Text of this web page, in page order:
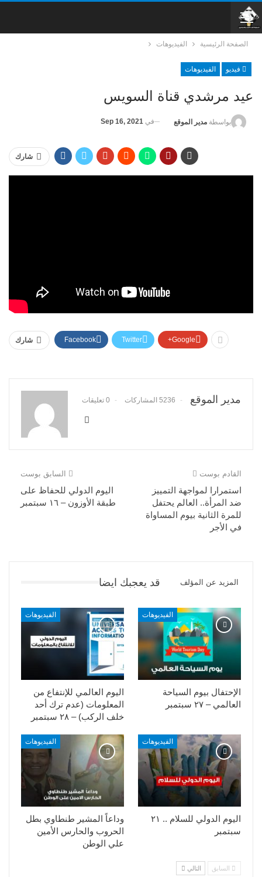
الصفحة الرئيسية الفيديوهات
فيديو الفيديوهات
عيد مرشدي قناة السويس
بواسطة مدير الموقع في Sep 16, 2021
شارك
شارك Facebook Twitter Google+
مدير الموقع 5236 المشاركات 0 تعليقات
السابق بوست
اليوم الدولي للحفاظ على
طبقة الأوزون – ١٦ سبتمبر
القادم بوست
استمرارا لمواجهة التمييز
ضد المرأة.. العالم يحتفل
للمرة الثانية بيوم المساواة
في الأجر
قد يعجبك ايضا المزيد عن المؤلف
الفيديوهات
اليوم العالمي للإنتفاع من
المعلومات (عدم ترك أحد
خلف الركب) – ٢٨ سبتمبر
الفيديوهات
الإحتفال بيوم السياحة
العالمي – ٢٧ سبتمبر
الفيديوهات
وداعاً المشير طنطاوي بطل
الحروب والحارس الأمين
علي الوطن
الفيديوهات
اليوم الدولي للسلام .. ٢١
سبتمبر
السابق التالي